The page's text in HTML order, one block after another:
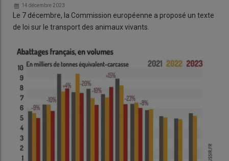
14 décembre 2023
Le 7 décembre, la Commission européenne a proposé un texte
de loi sur le transport des animaux vivants.